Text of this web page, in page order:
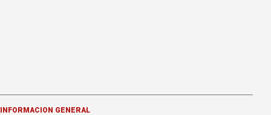
INFORMACION GENERAL